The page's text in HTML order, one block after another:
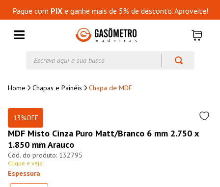
Pague com PIXe ganhe mais de 5% de desconto. Aproveite!
Chapas e Painéis Chapa de MDF
13%OFF
MDF Misto Cinza Puro Matt/Branco 6 mm 2.750 x
1.850 mm Arauco
132795
Clique e veja!
Espessura